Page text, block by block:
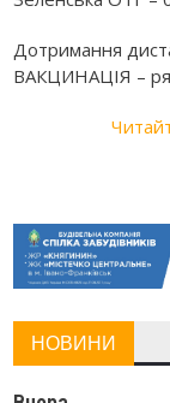
Дотримання
ВАКЦИНАЦІЯ –
НОВИНИ